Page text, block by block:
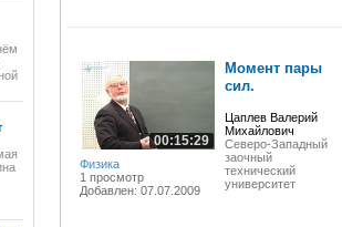
00:15:29
Физика
1 просмотр
Добавлен: 07.07.2009
Момент пары
сил.
Цаплев Валерий
Михайлович
Северо-Западный
заочный
технический
университет